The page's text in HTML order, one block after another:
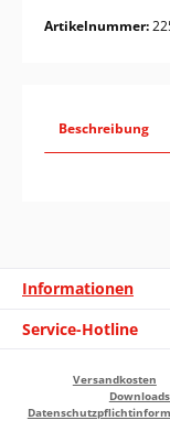
Artikelnummer:
Beschreibung
Informationen
Service-Hotline
Versandkosten